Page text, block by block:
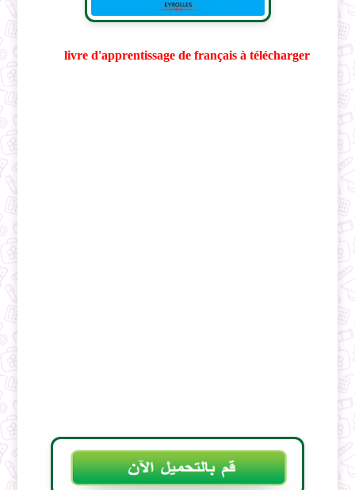
livre d'apprentissage de français à télécharger